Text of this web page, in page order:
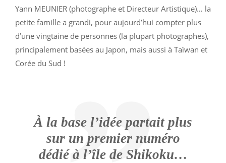
Yann MEUNIER (photographe et Directeur Artistique)… la
petite famille a grandi, pour aujourd’hui compter plus
d’une vingtaine de personnes (la plupart photographes),
principalement basées au Japon, mais aussi à Taïwan et
Corée du Sud !
À la base l’idée partait plus
sur un premier numéro
dédié à l’île de Shikoku…